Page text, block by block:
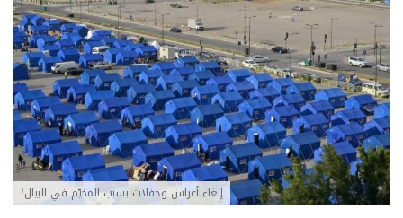
إلغاء أعراس وحفلات بسبب المخيّم في البيال!